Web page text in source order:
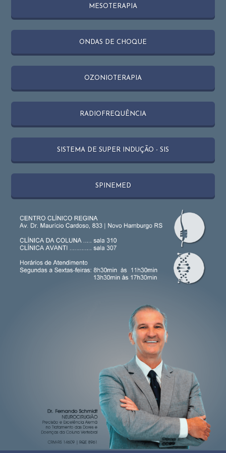
MESOTERAPIA
ONDAS DE CHOQUE
OZONIOTERAPIA
RADIOFREQUÊNCIA
SISTEMA DE SUPER INDUÇÃO - SIS
SPINEMED